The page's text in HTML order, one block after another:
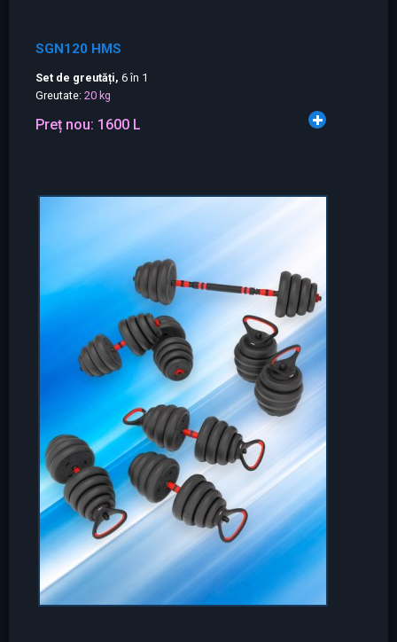
SGN120 HMS
Set de greutăți, 6 în 1
Greutate: 20 kg
Preț nou: 1600 L